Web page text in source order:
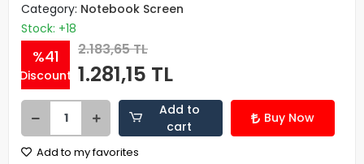
Category: Notebook Screen
Stock: +18
%41
Discount
2.183,65 TL
1.281,15 TL
Add to
cart
Buy Now
Add to my favorites